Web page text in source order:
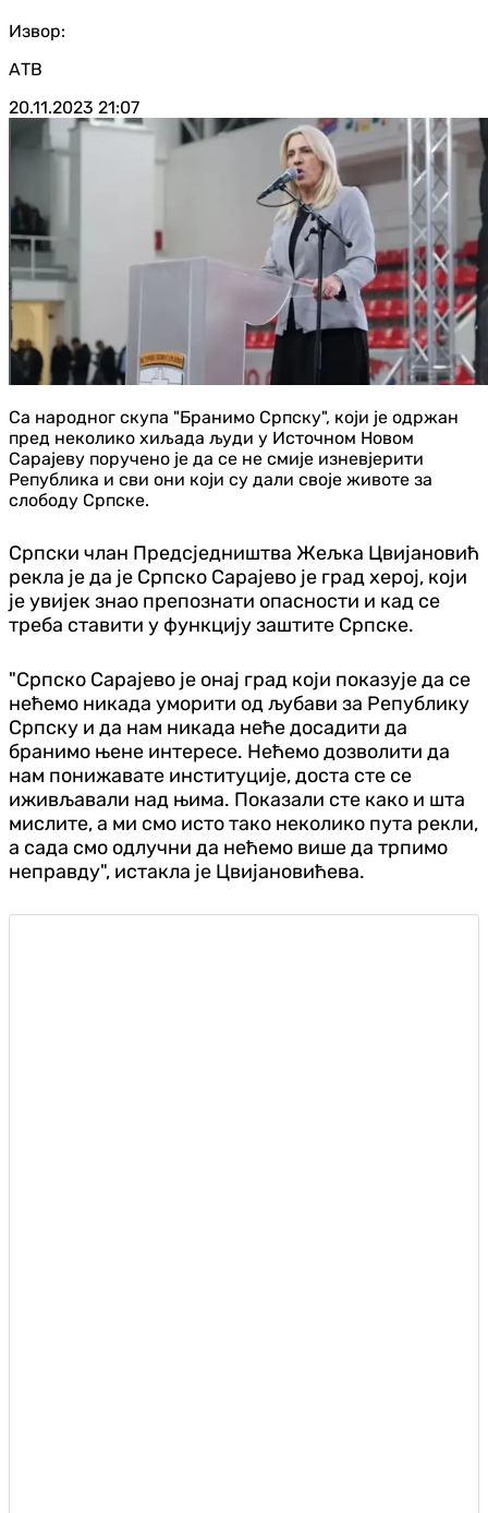
Извор:
АТВ
20.11.2023 21:07
Са народног скупа "Бранимо Српску", који је одржан
пред неколико хиљада људи у Источном Новом
Сарајеву поручено је да се не смије изневјерити
Република и сви они који су дали своје животе за
слободу Српске.
Српски члан Предсједништва Жељка Цвијановић
рекла је да је Српско Сарајево је град херој, који
је увијек знао препознати опасности и кад се
треба ставити у функцију заштите Српске.
"Српско Сарајево је онај град који показује да се
нећемо никада уморити од љубави за Републику
Српску и да нам никада неће досадити да
бранимо њене интересе. Нећемо дозволити да
нам понижавате институције, доста сте се
иживљавали над њима. Показали сте како и шта
мислите, а ми смо исто тако неколико пута рекли,
а сада смо одлучни да нећемо више да трпимо
неправду", истакла је Цвијановићева.